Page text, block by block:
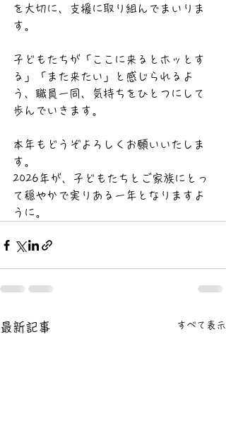
を大切に、支援に取り組んでまいりま
す。
子どもたちが「ここに来るとホッとす
る」「また来たい」と感じられるよ
う、職員一同、気持ちをひとつにして
歩んでいきます。
本年もどうぞよろしくお願いいたしま
す。
2026年が、子どもたちとご家族にとっ
て穏やかで実りある一年となりますよ
うに。
最新記事 すべて表示